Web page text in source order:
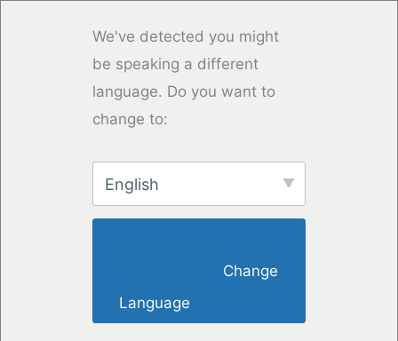
We've detected you might
be speaking a different
language. Do you want to
change to:
English
Language